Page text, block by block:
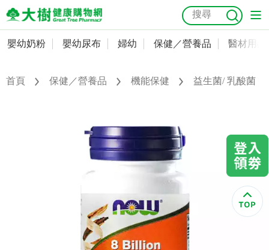
嬰幼奶粉
嬰幼尿布
抗菌 尿布 大樹獨家 益生菌 魚油 幼兒米餅 貓砂
會員資料及密碼修改
常用收件人清單
嬰幼奶粉 嬰幼尿布 婦幼 保健／營養品 醫材用品
首頁 保健／營養品 機能保健 益生菌/ 乳酸菌